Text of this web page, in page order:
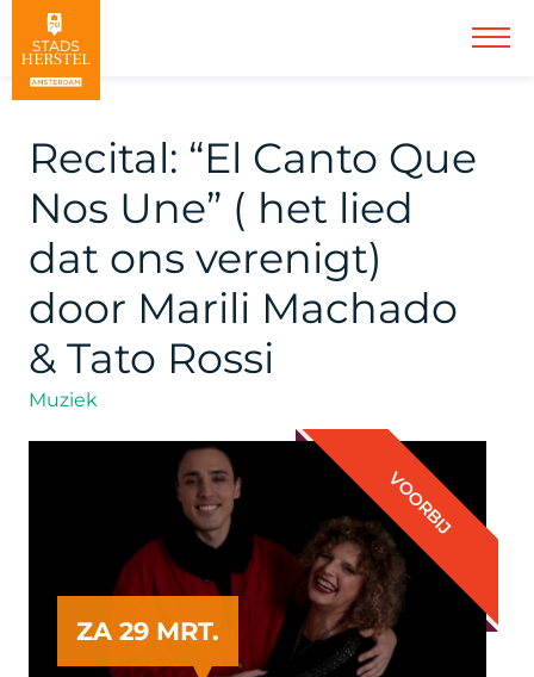
Recital: “El Canto Que
Nos Une” ( het lied
dat ons verenigt)
door Marili Machado
& Tato Rossi
Muziek
ZA 29 MRT.
VOORBIJ